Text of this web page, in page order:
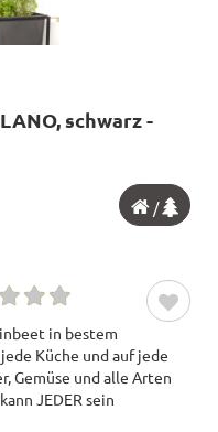
schwarz -
/
in bestem
Küche und auf jede
Gemüse und alle Arten
JEDER sein